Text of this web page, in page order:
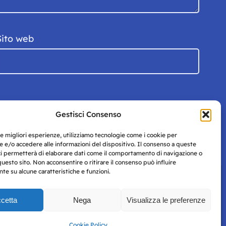
Gestisci Consenso
migliori esperienze, utilizziamo tecnologie come i cookie per
e/o accedere alle informazioni del dispositivo. Il consenso a queste
permetterà di elaborare dati come il comportamento di navigazione o
sito. Non acconsentire o ritirare il consenso può influire
su alcune caratteristiche e funzioni.
Nega Visualizza le preferenze
web
Policy